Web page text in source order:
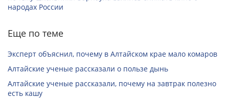
народах России
Еще по теме
Эксперт объяснил, почему в Алтайском крае мало комаров
Алтайские ученые рассказали о пользе дынь
Алтайские ученые рассказали, почему на завтрак полезно
есть кашу